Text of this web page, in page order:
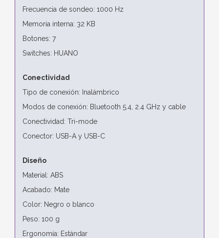
Frecuencia de sondeo: 1000 Hz
Memoria interna: 32 KB
Botones: 7
Switches: HUANO
Conectividad
Tipo de conexión: Inalámbrico
Modos de conexión: Bluetooth 5.4, 2.4 GHz y cable
Conectividad: Tri-mode
Conector: USB-A y USB-C
Diseño
Material: ABS
Acabado: Mate
Color: Negro o blanco
Peso: 100 g
Ergonomía: Estándar